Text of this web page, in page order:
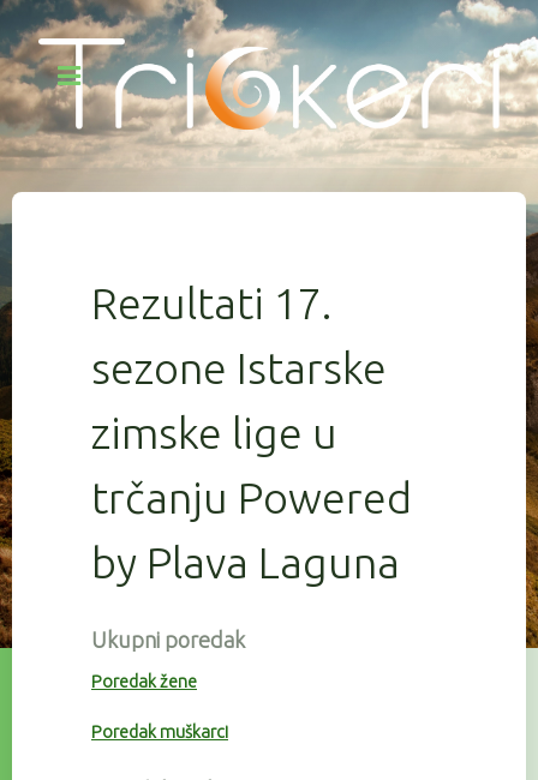
Rezultati 17.
sezone Istarske
zimske lige u
trčanju Powered
by Plava Laguna
Ukupni poredak
Poredak žene
Poredak muškarci